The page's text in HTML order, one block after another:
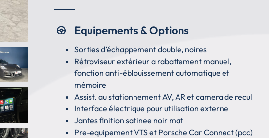
Equipements & Options
Sorties d’échappement double, noires
Rétroviseur extérieur a rabattement manuel,
fonction anti-éblouissement automatique et
mémoire
Assist. au stationnement AV, AR et camera de recul
Interface électrique pour utilisation externe
Jantes finition satinee noir mat
Pre-equipement VTS et Porsche Car Connect (pcc)